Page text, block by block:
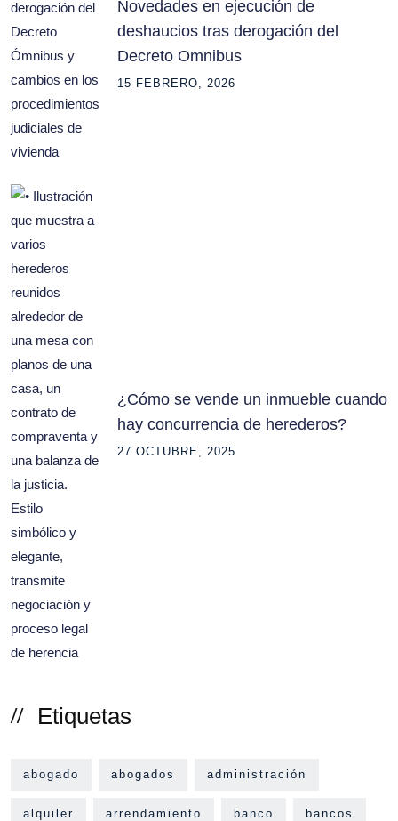
Novedades en ejecución de
deshaucios tras derogación del
Decreto Omnibus
15 FEBRERO, 2026
¿Cómo se vende un inmueble cuando
hay concurrencia de herederos?
27 OCTUBRE, 2025
Etiquetas
abogado abogados administración
alquiler arrendamiento banco bancos